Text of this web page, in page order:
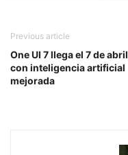
Previous article
One UI 7 llega el 7 de abril
con inteligencia artificial
mejorada